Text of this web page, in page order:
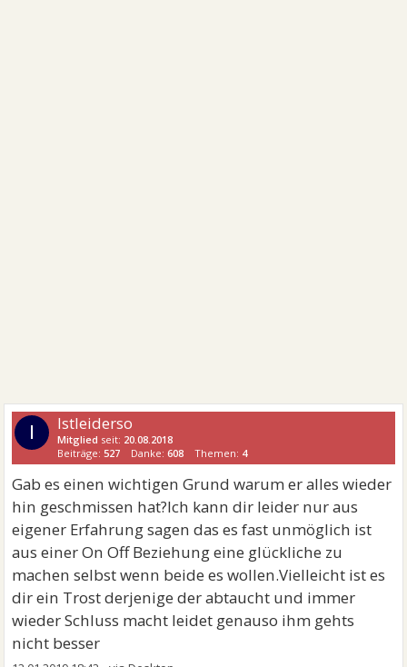
I Istleiderso
Mitglied seit: 20.08.2018
Beiträge:527 Danke:608 Themen: 4
Gab es einen wichtigen Grund warum er alles wieder
hin geschmissen hat?Ich kann dir leider nur aus
eigener Erfahrung sagen das es fast unmöglich ist
aus einer On Off Beziehung eine glückliche zu
machen selbst wenn beide es wollen.Vielleicht ist es
dir ein Trost derjenige der abtaucht und immer
wieder Schluss macht leidet genauso ihm gehts
nicht besser